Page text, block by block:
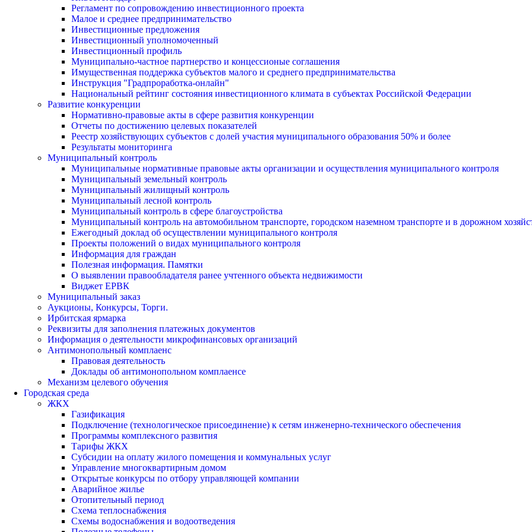
Регламент по сопровождению инвестиционного проекта
Малое и среднее предпринимательство
Инвестиционные предложения
Инвестиционный уполномоченный
Инвестиционный профиль
Муниципально-частное партнерство и концессионые соглашения
Имущественная поддержка субъектов малого и среднего предпринимательства
Инструкция "Градпроработка-онлайн"
Национальный рейтинг состояния инвестиционного климата в субъектах Российской Федерации
Развитие конкуренции
Нормативно-правовые акты в сфере развития конкуренции
Отчеты по достижению целевых показателей
Реестр хозяйствующих субъектов с долей участия муниципального образования 50% и более
Результаты мониторинга
Муниципальный контроль
Муниципальные нормативные правовые акты организации и осуществления муниципального контроля
Муниципальный земельный контроль
Муниципальный жилищный контроль
Муниципальный лесной контроль
Муниципальный контроль в сфере благоустройства
Муниципальный контроль на автомобильном транспорте, городском наземном транспорте и в дорожном
Ежегодный доклад об осуществлении муниципального контроля
Проекты положений о видах муниципального контроля
Информация для граждан
Полезная информация. Памятки
О выявлении правообладателя ранее учтенного объекта недвижимости
Виджет ЕРВК
Муниципальный заказ
Аукционы, Конкурсы, Торги.
Ирбитская ярмарка
Реквизиты для заполнения платежных документов
Информация о деятельности микрофинансовых организаций
Антимонопольный комплаенс
Правовая деятельность
Доклады об антимонопольном комплаенсе
Механизм целевого обучения
Городская среда
ЖКХ
Газификация
Подключение (технологическое присоединение) к сетям инженерно-технического обеспечения
Программы комплексного развития
Тарифы ЖКХ
Субсидии на оплату жилого помещения и коммунальных услуг
Управление многоквартирным домом
Открытые конкурсы по отбору управляющей компании
Аварийное жилье
Отопительный период
Схема теплоснабжения
Схемы водоснабжения и водоотведения